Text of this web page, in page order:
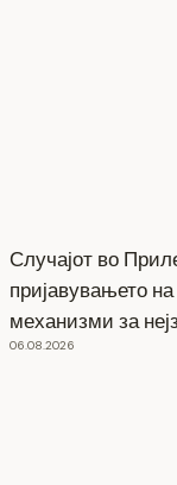
Случајот во
пријавувањето
механизми за
06.08.2026